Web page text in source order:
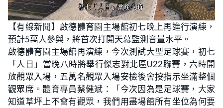
U
n
m
t
e
L
o
a
d
e
d
:
2
5
.
5
8
%
【有線新聞】啟德體育園主場館初七晚上再進行演練，
預計5萬人參與，將首次打開天幕監測音量水平。
啟德體育園主場館再演練，今次測試大型足球賽，初七
「人日」當晚八時將舉行傑志對北區U22聯賽，六時開
放觀眾入場，五萬名觀眾入場安檢後會按指示坐滿整個
觀眾席。體育專員蔡健斌：「今次因為是足球賽，大家
知道草坪上不會有觀眾，我們用盡場館所有坐位為何要